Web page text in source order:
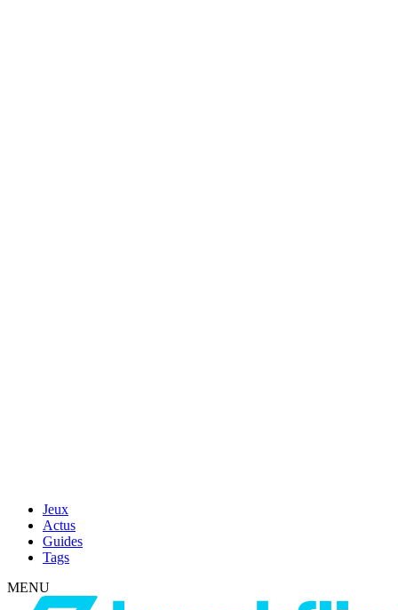
Jeux
Actus
Guides
Tags
MENU